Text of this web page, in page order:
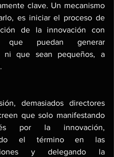
clave. Un mecanismo
es iniciar el proceso de
de la innovación con
que puedan generar
ni que sean pequeños, a
demasiados directores
que solo manifestando
por la innovación,
el término en las
y delegando la